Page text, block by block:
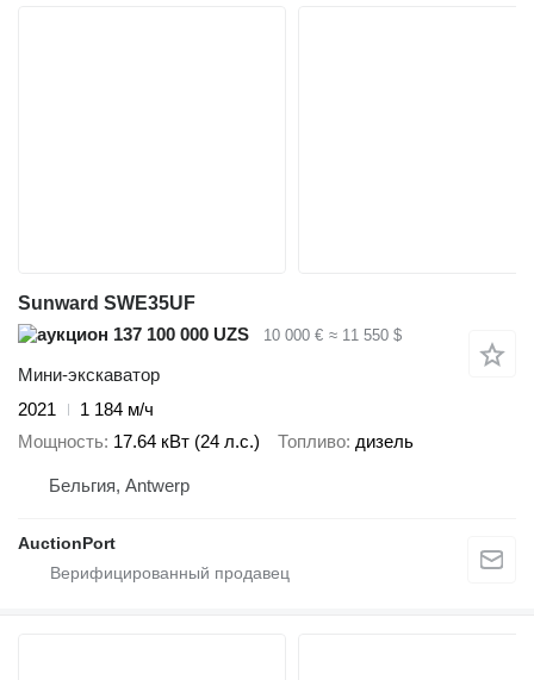
Sunward SWE35UF
137 100 000 UZS
10 000 € ≈ 11 550 $
Мини-экскаватор
2021
1 184 м/ч
Мощность 17.64 кВт (24 л.с.) Топливо дизель
Бельгия, Antwerp
AuctionPort